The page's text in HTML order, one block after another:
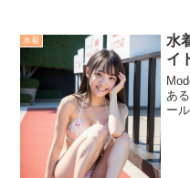
行
水着
水
イ
あ
ー